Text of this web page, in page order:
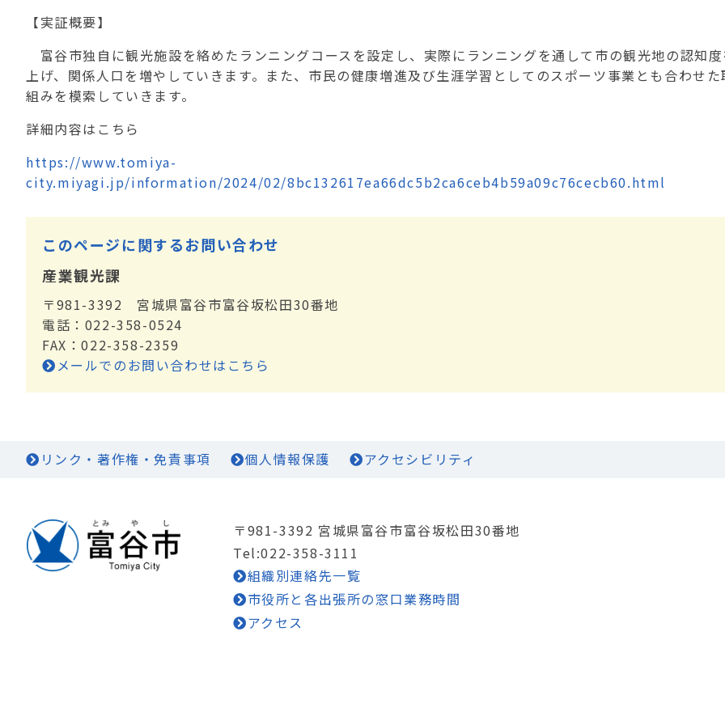
【実証概要】
富谷市独自に観光施設を絡めたランニングコースを設定し、実際にランニングを通して市の観光地の認知
上げ、関係人口を増やしていきます。また、市民の健康増進及び生涯学習としてのスポーツ事業とも合わせ
組みを模索していきます。
詳細内容はこちら
https://www.tomiya-
city.miyagi.jp/information/2024/02/8bc132617ea66dc5b2ca6ceb4b59a09c76cecb60.html
このページに関するお問い合わせ
産業観光課
〒981-3392 宮城県富谷市富谷坂松田30番地
電話：022-358-0524
FAX：022-358-2359
メールでのお問い合わせはこちら
リンク・著作権・免責事項 個人情報保護 アクセシビリティ
〒981-3392 宮城県富谷市富谷坂松田30番地
Tel:022-358-3111
組織別連絡先一覧
市役所と各出張所の窓口業務時間
アクセス